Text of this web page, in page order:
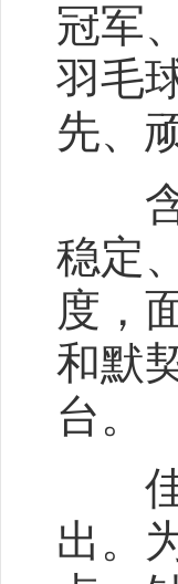
冠军
羽毛
先、
含
稳定
度，
和默
台。
佳
出。